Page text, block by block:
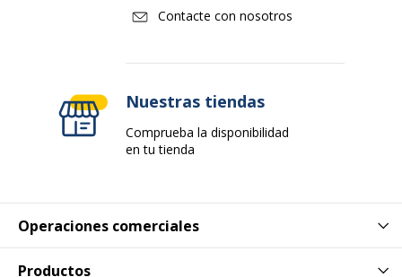
Código de barras maestro 3483600600066
Referencia del fabricante S15040
Características básicas
Características básicas
Material Lámina de fibra, Stainless steel
Acabado Pintura epoxi lacada
Operaciones comerciales
Productos
Contacte con nosotros
Nuestras tiendas
Comprueba la disponibilidad
en tu tienda